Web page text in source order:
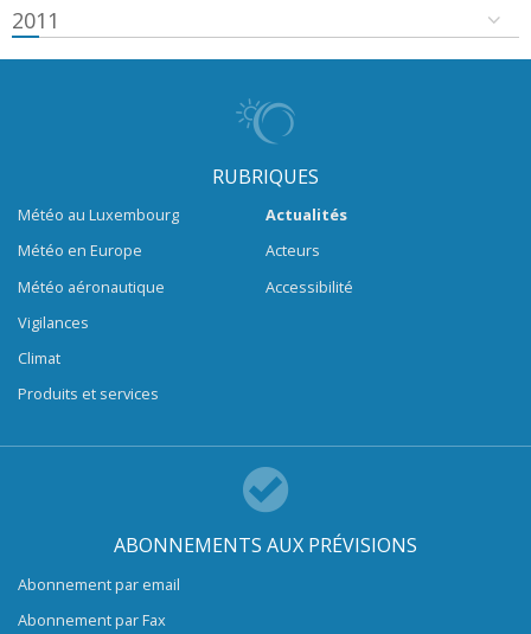
2011
RUBRIQUES
Météo au Luxembourg
Météo en Europe
Météo aéronautique
Vigilances
Climat
Produits et services
Actualités
Acteurs
Accessibilité
ABONNEMENTS AUX PRÉVISIONS
Abonnement par email
Abonnement par Fax